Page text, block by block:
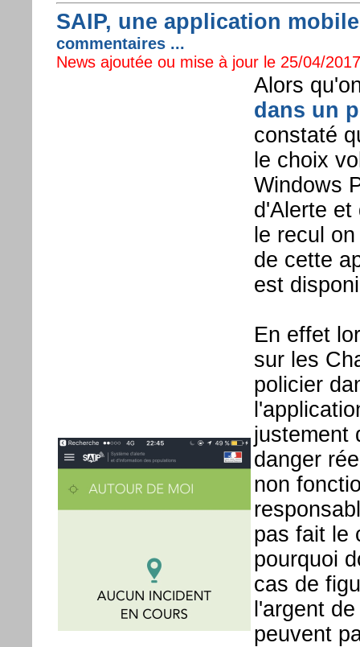
SAIP, une application
commentaires ...
News ajoutée ou mise à jour le 25/04/
Alors
dans un
constaté
le choix
Windows
d'Alerte et
le recul
de cette
est
En effet
sur les
policier
justement
danger
non
pas fait le
pourquoi
cas de
l'argent
peuvent